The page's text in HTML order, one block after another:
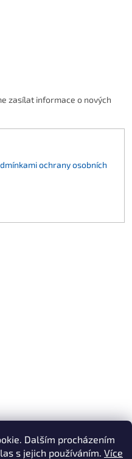
Dalším procházením
s jejich používáním. Více
zasílat informace o nových
ochrany osobních